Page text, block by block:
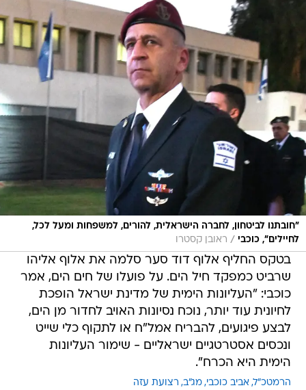
"חובתנו לביטחון, לחברה הישראלית, להורים, למשפחות ומעל לכל,
לחיילים", כוכבי / ראובן קסטרו
בטקס החליף אלוף דוד סער סלמה את אלוף אליהו
שרביט כמפקד חיל הים. על פועלו של חים הים, אמר
כוכבי: "העליונות הימית של מדינת ישראל הופכת
לחיונית עוד יותר, נוכח נסיונות האויב לחדור מן הים,
לבצע פיגועים, להבריח אמל"ח או לתקוף כלי שייט
ונכסים אסטרטגיים ישראליים - שימור העליונות
הימית היא הכרח".
הרמטכ"ל אביב כוכבי מג"ב רצועת עזה